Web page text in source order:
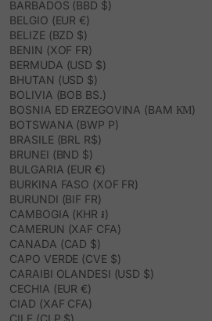
BARBADOS (BBD $)
BELGIO (EUR €)
BELIZE (BZD $)
BENIN (XOF FR)
BERMUDA (USD $)
BHUTAN (USD $)
BOLIVIA (BOB BS.)
BOSNIA ED ERZEGOVINA (BAM КМ)
BOTSWANA (BWP P)
BRASILE (BRL R$)
BRUNEI (BND $)
BULGARIA (EUR €)
BURKINA FASO (XOF FR)
BURUNDI (BIF FR)
CAMBOGIA (KHR ៛)
CAMERUN (XAF CFA)
CANADA (CAD $)
CAPO VERDE (CVE $)
CARAIBI OLANDESI (USD $)
CECHIA (EUR €)
CIAD (XAF CFA)
CILE (CLP $)